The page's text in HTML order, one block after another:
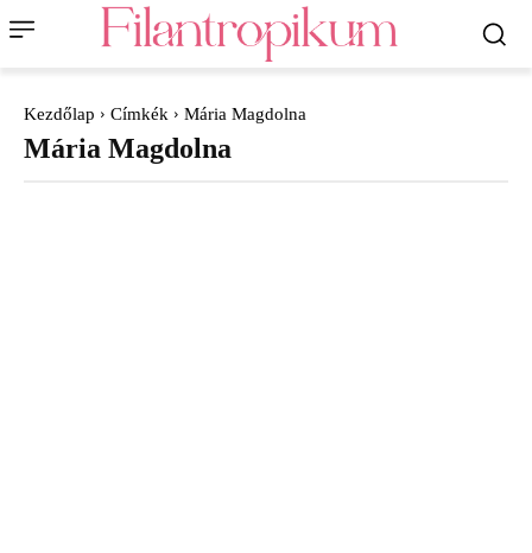
Kezdőlap Címkék Mária Magdolna
Mária Magdolna